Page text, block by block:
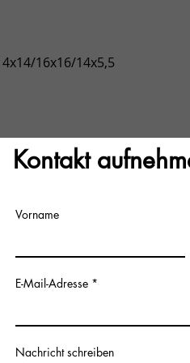
16x16/14x5,5
Kontakt
Vorname
E-Mail-Adresse
Nachricht schreiben